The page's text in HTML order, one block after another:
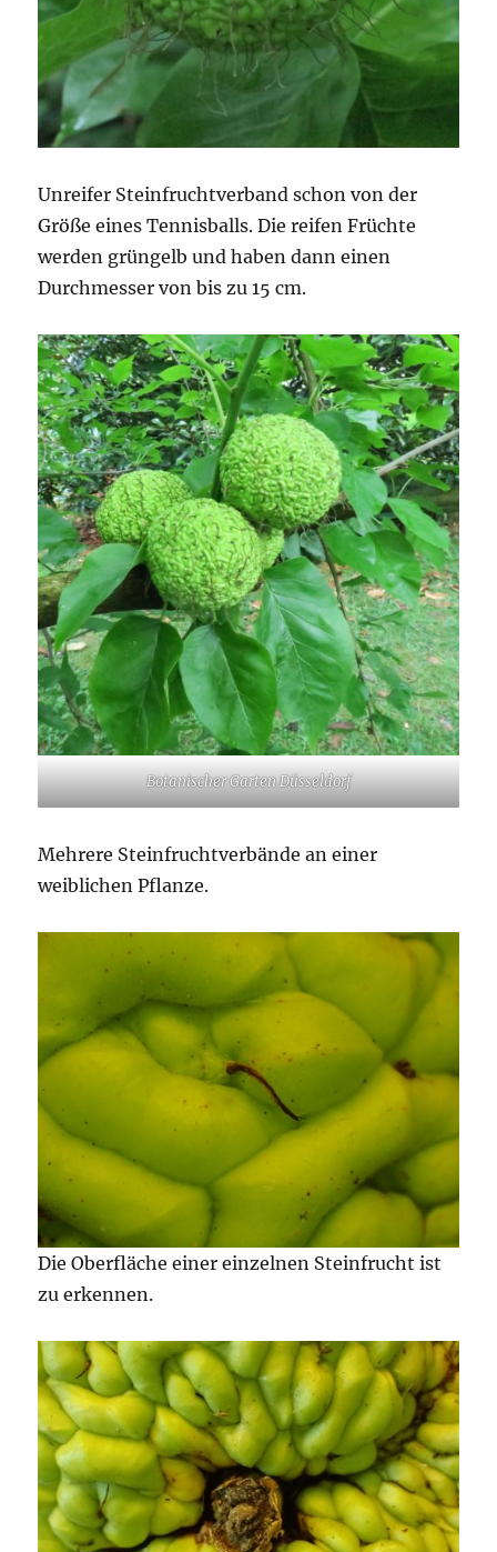
Unreifer Steinfruchtverband schon von der
Größe eines Tennisballs. Die reifen Früchte
werden grüngelb und haben dann einen
Durchmesser von bis zu 15 cm.
Botanischer Garten Düsseldorf
Mehrere Steinfruchtverbände an einer
weiblichen Pflanze.
Die Oberfläche einer einzelnen Steinfrucht ist
zu erkennen.